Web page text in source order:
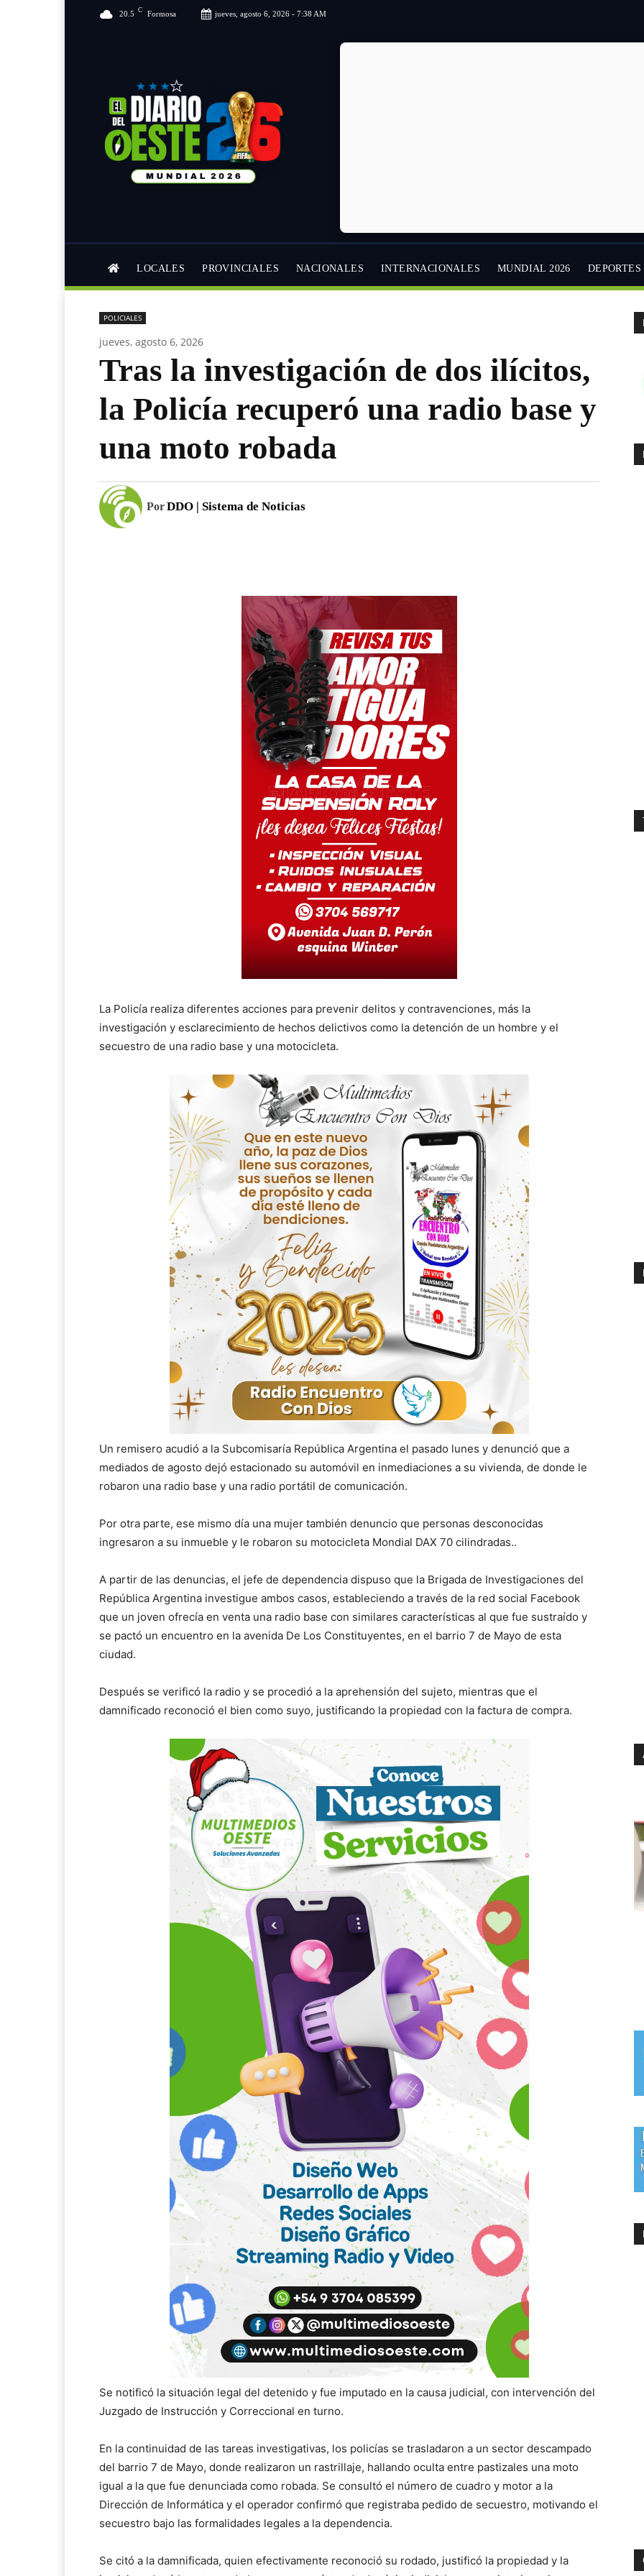
20.5 C Formosa jueves, agosto 6, 2026 - 7:38 AM
LOCALES PROVINCIALES NACIONALES INTERNACIONALES MUNDIAL 2026 DEPORTES
POLICIALES
jueves, agosto 6, 2026
Tras la investigación de dos ilícitos,
la Policía recuperó una radio base y
una moto robada
PorDDO | Sistema de Noticias
La Policía realiza diferentes acciones para prevenir delitos y contravenciones, más la
investigación y esclarecimiento de hechos delictivos como la detención de un hombre y el
secuestro de una radio base y una motocicleta.
Un remisero acudió a la Subcomisaría República Argentina el pasado lunes y denunció que a
mediados de agosto dejó estacionado su automóvil en inmediaciones a su vivienda, de donde le
robaron una radio base y una radio portátil de comunicación.
Por otra parte, ese mismo día una mujer también denuncio que personas desconocidas
ingresaron a su inmueble y le robaron su motocicleta Mondial DAX 70 cilindradas..
A partir de las denuncias, el jefe de dependencia dispuso que la Brigada de Investigaciones del
República Argentina investigue ambos casos, estableciendo a través de la red social Facebook
que un joven ofrecía en venta una radio base con similares características al que fue sustraído y
se pactó un encuentro en la avenida De Los Constituyentes, en el barrio 7 de Mayo de esta
ciudad.
Después se verificó la radio y se procedió a la aprehensión del sujeto, mientras que el
damnificado reconoció el bien como suyo, justificando la propiedad con la factura de compra.
Se notificó la situación legal del detenido y fue imputado en la causa judicial, con intervención del
Juzgado de Instrucción y Correccional en turno.
En la continuidad de las tareas investigativas, los policías se trasladaron a un sector descampado
del barrio 7 de Mayo, donde realizaron un rastrillaje, hallando oculta entre pastizales una moto
igual a la que fue denunciada como robada. Se consultó el número de cuadro y motor a la
Dirección de Informática y el operador confirmó que registraba pedido de secuestro, motivando el
secuestro bajo las formalidades legales a la dependencia.
Se citó a la damnificada, quien efectivamente reconoció su rodado, justificó la propiedad y la